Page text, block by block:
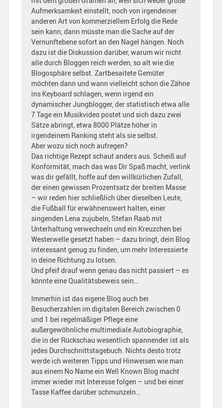
Aufmerksamkeit einstellt, noch von irgendeiner
anderen Art von kommerziellem Erfolg die Rede
sein kann, dann müsste man die Sache auf der
Vernunftebene sofort an den Nagel hängen. Noch
dazu ist die Diskussion darüber, warum wir nicht
alle durch Bloggen reich werden, so alt wie die
Blogosphäre selbst. Zartbesaitete Gemüter
möchten dann und wann vielleicht schon die Zähne
ins Keyboard schlagen, wenn irgend ein
dynamischer Jungblogger, der statistisch etwa alle
7 Tage ein Musikvideo postet und sich dazu zwei
Sätze abringt, etwa 8000 Plätze höher in
irgendeinem Ranking steht als sie selbst.
Aber wozu sich noch aufregen?
Das richtige Rezept schaut anders aus. Scheiß auf
Konformität, mach das was Dir Spaß macht, verlink
was dir gefällt, hoffe auf den willkürlichen Zufall,
der einen gewissen Prozentsatz der breiten Masse
– wir reden hier schließlich über dieselben Leute,
die Fußball für erwähnenswert halten, einer
singenden Lena zujubeln, Stefan Raab mit
Unterhaltung verwechseln und ein Kreuzchen bei
Westerwelle gesetzt haben – dazu bringt, dein Blog
interessant genug zu finden, um mehr Interessierte
in deine Richtung zu lotsen.
Und pfeif drauf wenn genau das nicht passiert – es
könnte eine Qualitätsbeweis sein…
Immerhin ist das eigene Blog auch bei
Besucherzahlen im digitalen Bereich zwischen 0
und 1 bei regelmäßiger Pflege eine
außergewöhnliche multimediale Autobiographie,
die in der Rückschau wesentlich spannender ist als
jedes Durchschnittstagebuch. Nichts desto trotz
werde ich weiteren Tipps und Hinweisen wie man
aus einem No Name ein Well Known Blog macht
immer wieder mit Interesse folgen – und bei einer
Tasse Kaffee darüber schmunzeln…